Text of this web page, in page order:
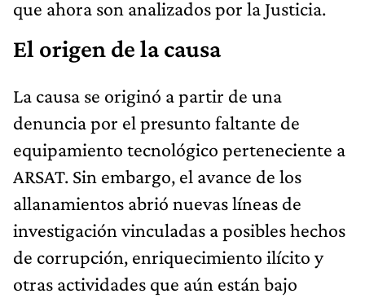
que ahora son analizados por la Justicia.
El origen de la causa
La causa se originó a partir de una
denuncia por el presunto faltante de
equipamiento tecnológico perteneciente a
ARSAT. Sin embargo, el avance de los
allanamientos abrió nuevas líneas de
investigación vinculadas a posibles hechos
de corrupción, enriquecimiento ilícito y
otras actividades que aún están bajo